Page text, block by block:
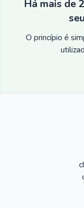
Há mais de
O princípio é